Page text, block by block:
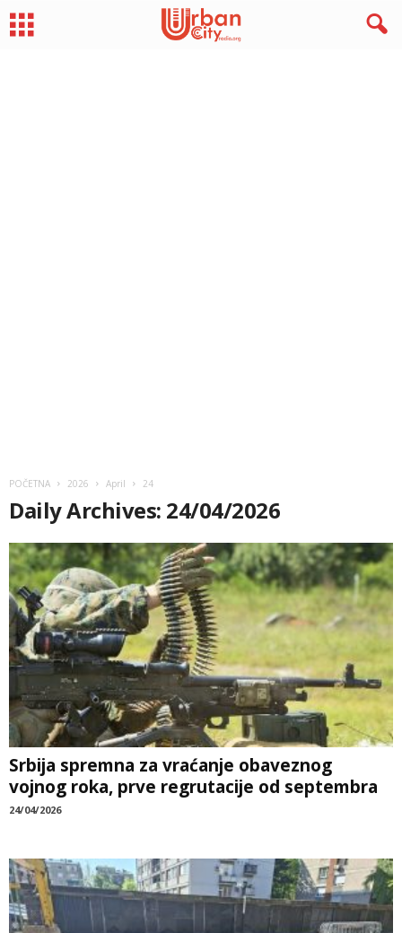
POČETNA 2026 April 24
Daily Archives: 24/04/2026
Srbija spremna za vraćanje obaveznog
vojnog roka, prve regrutacije od septembra
24/04/2026